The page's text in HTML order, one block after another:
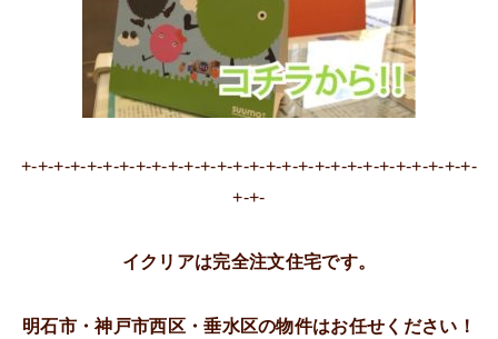
+-+-+-+-+-+-+-+-+-+-+-+-+-+-+-+-+-+-+-+-+-+-+-+-+-+-+-+-
+-+-
イクリアは完全注文住宅です。
明石市・神戸市西区・垂水区の物件はお任せください！